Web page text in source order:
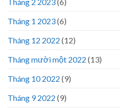
Tháng 1 2023(6)
Tháng 12 2022 (12)
Tháng mười một 2022 (13)
Tháng 10 2022 (9)
Tháng 9 2022 (9)